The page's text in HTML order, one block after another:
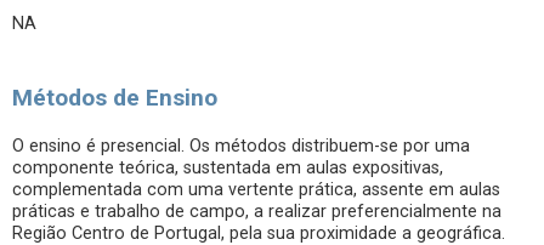
NA
Métodos de Ensino
O ensino é presencial. Os métodos distribuem-se por uma
componente teórica, sustentada em aulas expositivas,
complementada com uma vertente prática, assente em aulas
práticas e trabalho de campo, a realizar preferencialmente na
Região Centro de Portugal, pela sua proximidade a geográfica.